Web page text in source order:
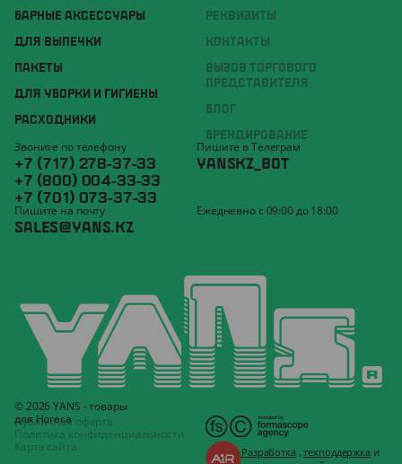
БАРНЫЕ АКСЕССУАРЫ
ДЛЯ ВЫПЕЧКИ
ПАКЕТЫ
ДЛЯ УБОРКИ И ГИГИЕНЫ
РАСХОДНИКИ
РЕКВИЗИТЫ
КОНТАКТЫ
ВЫЗОВ ТОРГОВОГО
ПРЕДСТАВИТЕЛЯ
БЛОГ
БРЕНДИРОВАНИЕ
Звоните по телефону
+7 (717) 278-37-33
+7 (800) 004-33-33
+7 (701) 073-37-33
Пишите в Телеграм
YANSKZ_BOT
Пишите на почту
SALES@YANS.KZ
Ежедневно с 09:00 до 18:00
© 2026 YANS - товары
для Horeca
Публичная оферта
Политика конфиденциальности
Карта сайта
Разработка,техподдержка и